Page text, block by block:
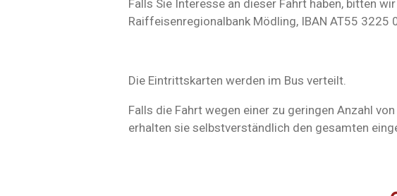
Falls Sie Interesse an dieser Fahrt haben, bitten
Raiffeisenregionalbank Mödling, IBAN AT55
Die Eintrittskarten werden im Bus verteilt.
Falls die Fahrt wegen einer zu geringen Anzahl
erhalten sie selbstverständlich den gesamten